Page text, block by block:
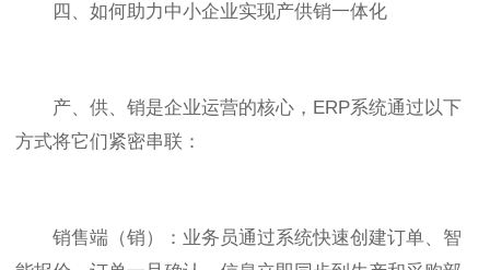
四、如何助力中小企业实现产供销一体化
产、供、销是企业运营的核心，ERP系统通过以下
方式将它们紧密串联：
销售端（销）：业务员通过系统快速创建订单、智